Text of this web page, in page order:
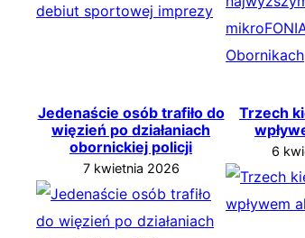
Jedenaście osób trafiło do
więzień po działaniach
obornickiej policji
7 kwietnia 2026
Trzech
6